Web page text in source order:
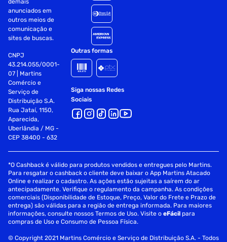
demais
anunciados em
outros meios de
comunicação e
sites de buscas.
CNPJ
43.214.055/0001-
07 | Martins
Comércio e
Serviço de
Distribuição S.A.
Rua Jataí, 1150,
Aparecida,
Uberlândia / MG -
CEP 38400 - 632
Outras formas
Siga nossas Redes
Sociais
*O Cashback é válido para produtos vendidos e entregues pelo Martins.
Para resgatar o cashback o cliente deve baixar o App Martins Atacado
Online e realizar o cadastro. As ações estão sujeitas a saírem do ar
antecipadamente. Verifique o regulamento da campanha. As condições
comerciais (Disponibilidade de Estoque, Preço, Valor do Frete e Prazo de
entrega) são válidas para a região de entrega informada. Para maiores
informações, consulte nossos Termos de Uso. Visite oeFácil para
compras de Uso e Consumo de Pessoa Física.
© Copyright 2021 Martins Comércio e Serviço de Distribuição S.A. - Todos